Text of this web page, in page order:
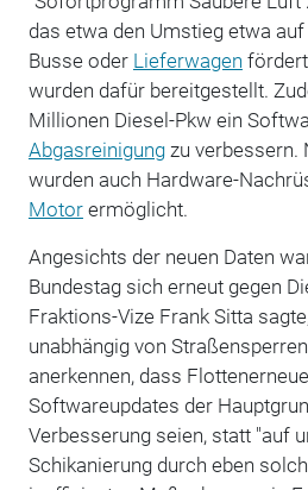
das etwa den Umstieg etwa
Busse oder Lieferwagen
wurden dafür bereitgestellt.
Millionen Diesel-Pkw ein
Abgasreinigungzu verbessern.
wurden auch Hardware-
Motorermöglicht.
Angesichts der neuen Daten
Bundestag sich erneut gegen
Fraktions-Vize Frank Sitta
unabhängig von
anerkennen, dass
Softwareupdates der
Verbesserung seien, statt "auf
Schikanierung durch eben